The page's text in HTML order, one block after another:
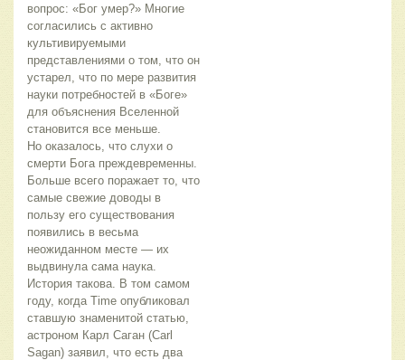
вопрос: «Бог умер?» Многие
согласились с активно
культивируемыми
представлениями о том, что он
устарел, что по мере развития
науки потребностей в «Боге»
для объяснения Вселенной
становится все меньше.
Но оказалось, что слухи о
смерти Бога преждевременны.
Больше всего поражает то, что
самые свежие доводы в
пользу его существования
появились в весьма
неожиданном месте — их
выдвинула сама наука.
История такова. В том самом
году, когда Time опубликовал
ставшую знаменитой статью,
астроном Карл Саган (Carl
Sagan) заявил, что есть два